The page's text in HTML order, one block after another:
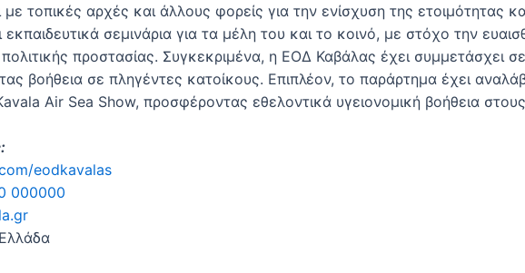
με τοπικές αρχές και άλλους φορείς για την ενίσχυση της ετοιμότητας
σεμινάρια για τα μέλη του και το κοινό, με στόχο την
προστασίας. Συγκεκριμένα, η ΕΟΔ Καβάλας έχει συμμετάσχει
βοήθεια σε πληγέντες κατοίκους. Επιπλέον, το παράρτημα έχει
Air Sea Show, προσφέροντας εθελοντικά υγειονομική βοήθεια
eodkavalas
000000